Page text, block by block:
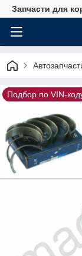
Запчасти для
Подбор по VIN-